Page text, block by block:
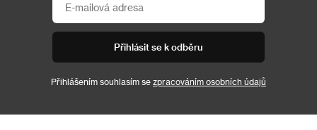
Přihlásit se k odběru
Přihlášením souhlasím se zpracováním osobních údajů